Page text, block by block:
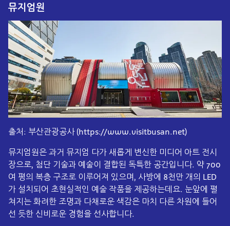
뮤지엄원
출처: 부산관광공사 (https://www.visitbusan.net)
뮤지엄원은 과거 뮤지엄 다가 새롭게 변신한 미디어 아트 전시
장으로, 첨단 기술과 예술이 결합된 독특한 공간입니다. 약 700
여 평의 복층 구조로 이루어져 있으며, 사방에 8천만 개의 LED
가 설치되어 초현실적인 예술 작품을 제공하는데요. 눈앞에 펼
쳐지는 화려한 조명과 다채로운 색감은 마치 다른 차원에 들어
선 듯한 신비로운 경험을 선사합니다.